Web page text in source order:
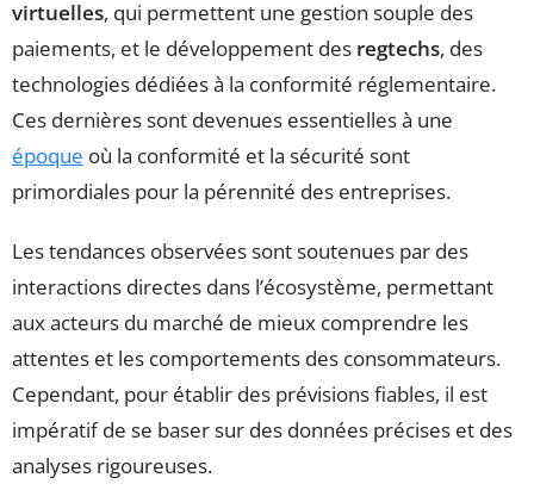
virtuelles, qui permettent une gestion souple des
paiements, et le développement des regtechs, des
technologies dédiées à la conformité réglementaire.
Ces dernières sont devenues essentielles à une
époque où la conformité et la sécurité sont
primordiales pour la pérennité des entreprises.
Les tendances observées sont soutenues par des
interactions directes dans l’écosystème, permettant
aux acteurs du marché de mieux comprendre les
attentes et les comportements des consommateurs.
Cependant, pour établir des prévisions fiables, il est
impératif de se baser sur des données précises et des
analyses rigoureuses.